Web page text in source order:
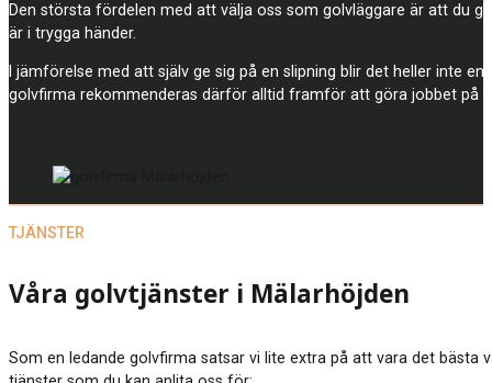
Den största fördelen med att välja oss som golvläggare är att du
är i trygga händer.
I jämförelse med att själv ge sig på en slipning blir det heller inte
golvfirma rekommenderas därför alltid framför att göra jobbet på
Våra golvtjänster i Mälarhöjden
Som en ledande golvfirma satsar vi lite extra på att vara det
TJÄNSTER